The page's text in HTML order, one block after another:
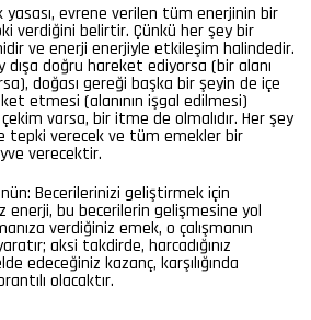
yasası, evrene verilen tüm enerjinin bir
verdiğini belirtir. Çünkü her şey bir
ve enerji enerjiyle etkileşim halindedir.
dışa doğru hareket ediyorsa (bir alanı
doğası gereği başka bir şeyin de içe
etmesi (alanının işgal edilmesi)
varsa, bir itme de olmalıdır. Her şey
tepki verecek ve tüm emekler bir
verecektir.
Becerilerinizi geliştirmek için
enerji, bu becerilerin gelişmesine yol
verdiğiniz emek, o çalışmanın
aksi takdirde, harcadığınız
edeceğiniz kazanç, karşılığında
olacaktır.